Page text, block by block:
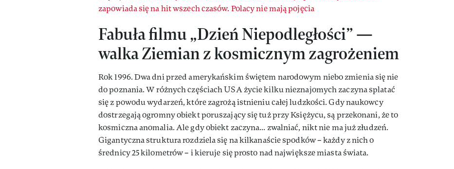
zapowiada się na hit wszech czasów. Polacy nie mają pojęcia
Fabuła filmu „Dzień Niepodległości” —
walka Ziemian z kosmicznym zagrożeniem
Rok 1996. Dwa dni przed amerykańskim świętem narodowym niebo zmienia się nie
do poznania. W różnych częściach USA życie kilku nieznajomych zaczyna splatać
się z powodu wydarzeń, które zagrożą istnieniu całej ludzkości. Gdy naukowcy
dostrzegają ogromny obiekt poruszający się tuż przy Księżycu, są przekonani, że to
kosmiczna anomalia. Ale gdy obiekt zaczyna... zwalniać, nikt nie ma już złudzeń.
Gigantyczna struktura rozdziela się na kilkanaście spodków – każdy z nich o
średnicy 25 kilometrów – i kieruje się prosto nad największe miasta świata.